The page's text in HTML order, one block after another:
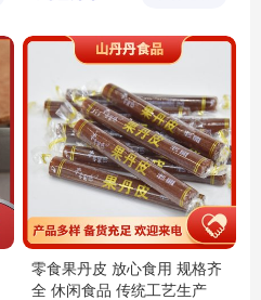
冻干山楂食品生产
零食果丹皮 放心食用 规格齐
全 休闲食品 传统工艺生产